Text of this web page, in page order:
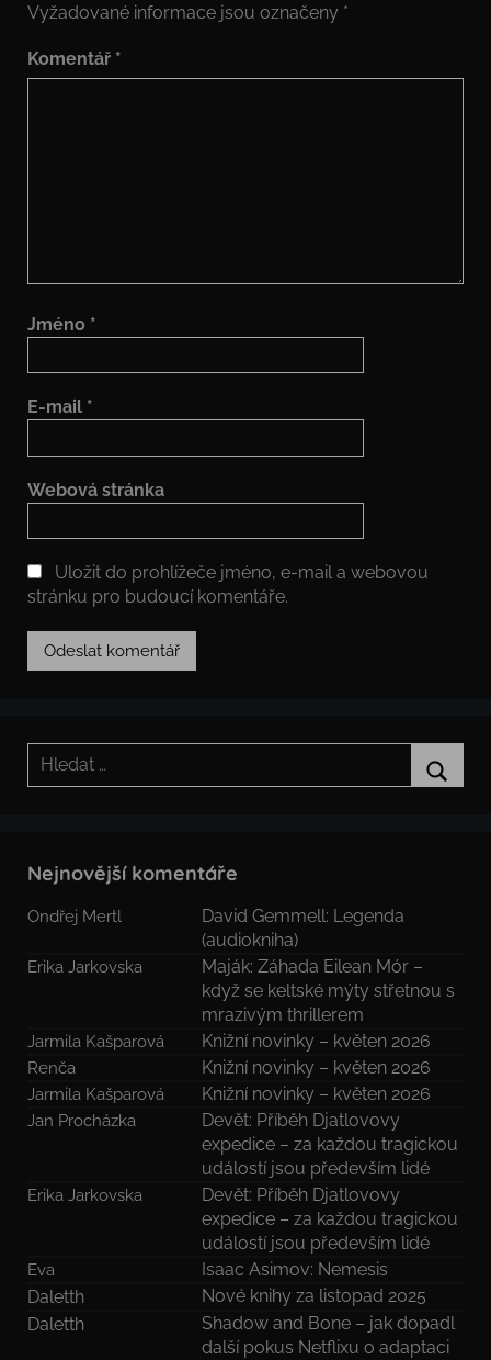
Vyžadované informace jsou označeny *
Komentář *
Jméno *
E-mail *
Webová stránka
Uložit do prohlížeče jméno, e-mail a webovou
stránku pro budoucí komentáře.
Hledat:
Nejnovější komentáře
Ondřej Mertl
David Gemmell: Legenda
(audiokniha)
Erika Jarkovska
Maják: Záhada Eilean Mór –
když se keltské mýty střetnou s
mrazivým thrillerem
Jarmila Kašparová Knižní novinky – květen 2026
Renča Knižní novinky – květen 2026
Jarmila Kašparová Knižní novinky – květen 2026
Jan Procházka
Devět: Příběh Djatlovovy
expedice – za každou tragickou
událostí jsou především lidé
Erika Jarkovska
Devět: Příběh Djatlovovy
expedice – za každou tragickou
událostí jsou především lidé
Eva
Isaac Asimov: Nemesis
Daletth
Nové knihy za listopad 2025
Daletth
Shadow and Bone – jak dopadl
další pokus Netflixu o adaptaci